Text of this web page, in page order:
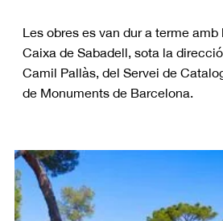
Les obres es van dur a terme
Caixa de Sabadell, sota la
Camil Pallàs, del Servei de
de Monuments de Barcelona.